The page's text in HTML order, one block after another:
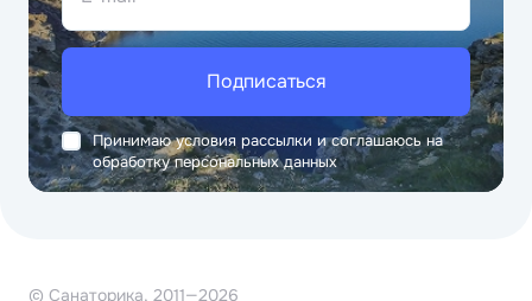
Подписаться
Принимаю условия рассылки и соглашаюсь на
обработку персональных данных
© Санаторика, 2011—2026